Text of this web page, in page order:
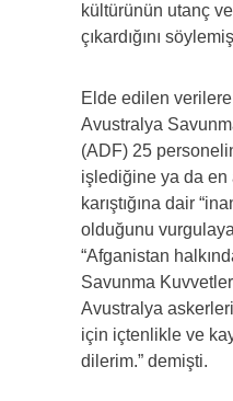
kültürünün utanç
çıkardığını
Elde edilen
Avustralya
(ADF) 25
işlediğine ya da en
karıştığına dair
olduğunu
“Afganistan
Savunma
Avustralya
için içtenlikle ve
dilerim.” demişti.